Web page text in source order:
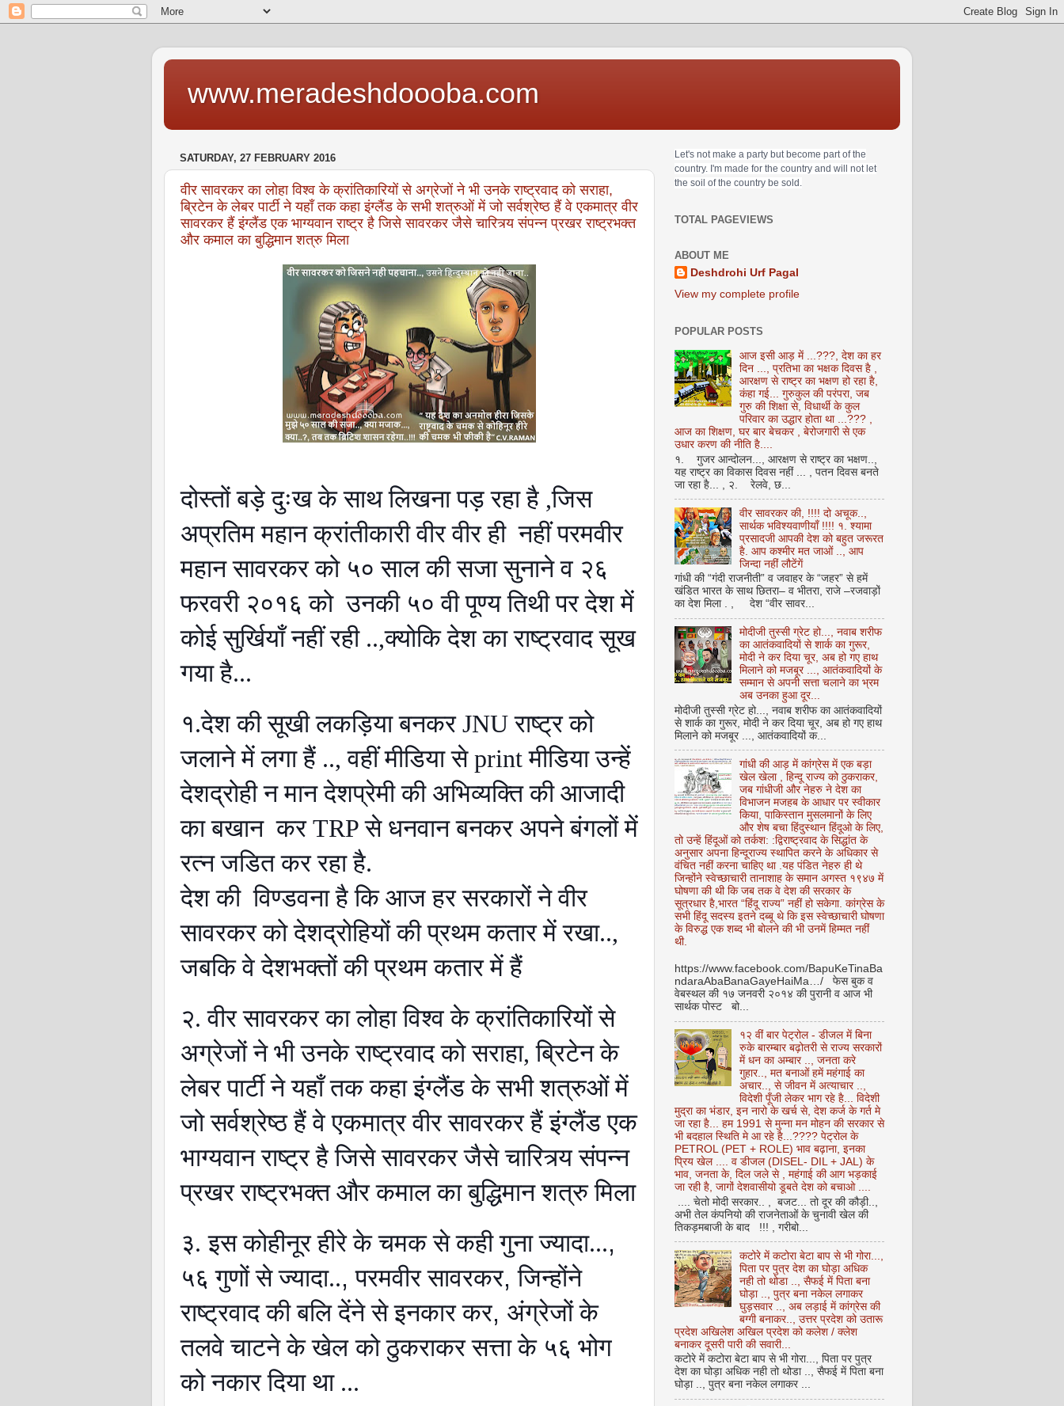
www.meradeshdoooba.com
SATURDAY, 27 FEBRUARY 2016
वीर सावरकर का लोहा विश्व के क्रांतिकारियों से अग्रेजों ने भी उनके राष्ट्रवाद को सराहा,
ब्रिटेन के लेबर पार्टी ने यहाँ तक कहा इंग्लैंड के सभी शत्रुओं में जो सर्वश्रेष्ठ हैं वे एकमात्र वीर
सावरकर हैं इंग्लैंड एक भाग्यवान राष्ट्र है जिसे सावरकर जैसे चारित्र्य संपन्न प्रखर राष्ट्रभक्त
और कमाल का बुद्धिमान शत्रु मिला
दोस्तों बड़े दुःख के साथ लिखना पड़ रहा है ,जिस
अप्रतिम महान क्रांतीकारी वीर वीर ही नहीं परमवीर
महान सावरकर को ५० साल की सजा सुनाने व २६
फरवरी २०१६ कोउनकी ५० वी पूण्य तिथी पर देश में
कोई सुर्खियाँ नहीं रही ..,क्योकि देश का राष्ट्रवाद सूख
गया है...
१.देश की सूखी लकड़िया बनकर JNU राष्ट्र को
जलाने में लगा हैं .., वहीं मीडिया से print मीडिया उन्हें
देशद्रोही न मान देशप्रेमी की अभिव्यक्ति की आजादी
का बखान कर TRP से धनवान बनकर अपने बंगलों में
रत्न जडित कर रहा है.
देश की विण्डवना है कि आज हर सरकारों ने वीर
सावरकर को देशद्रोहियों की प्रथम कतार में रखा..,
जबकि वे देशभक्तों की प्रथम कतार में हैं
२. वीर सावरकर का लोहा विश्व के क्रांतिकारियों से
अग्रेजों ने भी उनके राष्ट्रवाद को सराहा, ब्रिटेन के
लेबर पार्टी ने यहाँ तक कहा इंग्लैंड के सभी शत्रुओं में
जो सर्वश्रेष्ठ हैं वे एकमात्र वीर सावरकर हैं इंग्लैंड एक
भाग्यवान राष्ट्र है जिसे सावरकर जैसे चारित्र्य संपन्न
प्रखर राष्ट्रभक्त और कमाल का बुद्धिमान शत्रु मिला
३. इस कोहीनूर हीरे के चमक से कही गुना ज्यादा...,
५६ गुणों से ज्यादा..,परमवीर सावरकर,जिन्होंने
राष्ट्रवाद की बलि देंने से इनकार कर, अंग्रेजों के
तलवे चाटने के खेल को ठुकराकर सत्ता के ५६ भोग
को नकार दिया था ...
Let's not make a party but become part of the
country. I'm made for the country and will not let
the soil of the country be sold.
TOTAL PAGEVIEWS
ABOUT ME
Deshdrohi Urf Pagal
View my complete profile
POPULAR POSTS
आज इसी आड़ में ...???, देश का हर
दिन ..., प्रतिभा का भक्षक दिवस है ,
आरक्षण से राष्ट्र का भक्षण हो रहा है,
कंहा गई... गुरुकुल की परंपरा, जब
गुरु की शिक्षा से, विधार्थी के कुल
परिवार का उद्धार होता था ...??? ,
आज का शिक्षण, घर बार बेचकर , बेरोजगारी से एक
उधार करण की नीति है....
१. गुजर आन्दोलन..., आरक्षण से राष्ट्र का भक्षण..,
यह राष्ट्र का विकास दिवस नहीं ... , पतन दिवस बनते
जा रहा है... , २. रेलवे, छ...
वीर सावरकर की, !!!! दो अचूक..,
सार्थक भविश्यवाणीयाँ !!!! १. श्यामा
प्रसादजी आपकी देश को बहुत जरूरत
है. आप कश्मीर मत जाओं .., आप
जिन्दा नहीं लौटेंगें
गांधी की “गंदी राजनीती” व जवाहर के “जहर” से हमें
खंडित भारत के साथ छितरा– व भीतरा, राजे –रजवाड़ों
का देश मिला . , देश “वीर सावर...
मोदीजी तुस्सी ग्रेट हो..., नवाब शरीफ
का आतंकवादियों से शार्क का गुरूर,
मोदी ने कर दिया चूर, अब हो गए हाथ
मिलाने को मजबूर ..., आतंकवादियों के
सम्मान से अपनी सत्ता चलाने का भ्रम
अब उनका हुआ दूर...
मोदीजी तुस्सी ग्रेट हो..., नवाब शरीफ का आतंकवादियों
से शार्क का गुरूर, मोदी ने कर दिया चूर, अब हो गए हाथ
मिलाने को मजबूर ..., आतंकवादियों क...
गांधी की आड़ में कांग्रेस में एक बड़ा
खेल खेला , हिन्दू राज्य को ठुकराकर,
जब गांधीजी और नेहरु ने देश का
विभाजन मजहब के आधार पर स्वीकार
किया, पाकिस्तान मुसलमानों के लिए
और शेष बचा हिंदुस्थान हिंदूओ के लिए,
तो उन्हें हिंदूओं को तर्कश: :द्विराष्ट्रवाद के सिद्धांत के
अनुसार अपना हिन्दूराज्य स्थापित करने के अधिकार से
वंचित नहीं करना चाहिए था .यह पंडित नेहरु ही थे
जिन्होंने स्वेच्छाचारी तानाशाह के समान अगस्त १९४७ में
घोषणा की थी कि जब तक वे देश की सरकार के
सूत्रधार है,भारत “हिंदू राज्य” नहीं हो सकेगा. कांग्रेस के
सभी हिंदू सदस्य इतने दब्बू थे कि इस स्वेच्छाचारी घोषणा
के विरुद्ध एक शब्द भी बोलने की भी उनमें हिम्मत नहीं
थी.
https://www.facebook.com/BapuKeTinaBa
ndaraAbaBanaGayeHaiMa…/ फेस बुक व
वेबस्थल की १७ जनवरी २०१४ की पुरानी व आज भी
सार्थक पोस्ट बो...
१२ वीं बार पेट्रोल - डीजल में बिना
रुके बारम्बार बढ़ोतरी से राज्य सरकारों
में धन का अम्बार .., जनता करे
गुहार.., मत बनाओं हमें महंगाई का
अचार.., से जीवन में अत्याचार ..,
विदेशी पूँजी लेकर भाग रहे है... विदेशी
मुद्रा का भंडार, इन नारो के खर्च से, देश कर्ज के गर्त मे
जा रहा है... हम 1991 से मुन्ना मन मोहन की सरकार से
भी बदहाल स्थिति मे आ रहे है...???? पेट्रोल के
PETROL (PET + ROLE) भाव बढ़ाना, इनका
प्रिय खेल .... व डीजल (DISEL- DIL + JAL) के
भाव, जनता के, दिल जले से , महंगाई की आग भड़काई
जा रही है, जागों देशवासीयो डूबते देश को बचाओ ....
.... चेतो मोदी सरकार.. , बजट... तो दूर की कौड़ी..,
अभी तेल कंपनियो की राजनेताओं के चुनावी खेल की
तिकड़मबाजी के बाद !!! , गरीबो...
कटोरे में कटोरा बेटा बाप से भी गोरा...,
पिता पर पुत्र देश का घोड़ा अधिक
नही तो थोडा .., सैफई में पिता बना
घोड़ा .., पुत्र बना नकेल लगाकर
घुड़सवार .., अब लड़ाई में कांग्रेस की
बग्गी बनाकर.., उत्तर प्रदेश को उतारू
प्रदेश अखिलेश अखिल प्रदेश को कलेश / क्लेश
बनाकर दूसरी पारी की सवारी...
कटोरे में कटोरा बेटा बाप से भी गोरा..., पिता पर पुत्र
देश का घोड़ा अधिक नही तो थोडा .., सैफई में पिता बना
घोड़ा .., पुत्र बना नकेल लगाकर ...